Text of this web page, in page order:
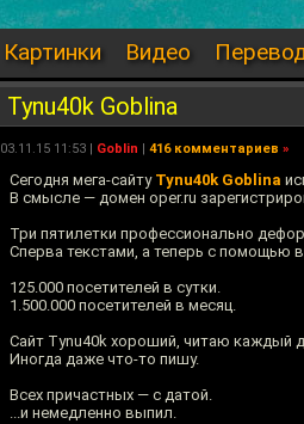
Картинки Видео
Tynu40k Goblina
03.11.15 11:53 | Goblin | 416 комментариев »
Сегодня мега-сайту Tynu40k Goblina
В смысле — домен oper.ru
Три пятилетки профессионально
Сперва текстами, а теперь с помощью
125.000 посетителей в сутки.
1.500.000 посетителей в месяц.
Сайт Tynu40k хороший, читаю каждый
Иногда даже что-то пишу.
Всех причастных — с датой.
...и немедленно выпил.